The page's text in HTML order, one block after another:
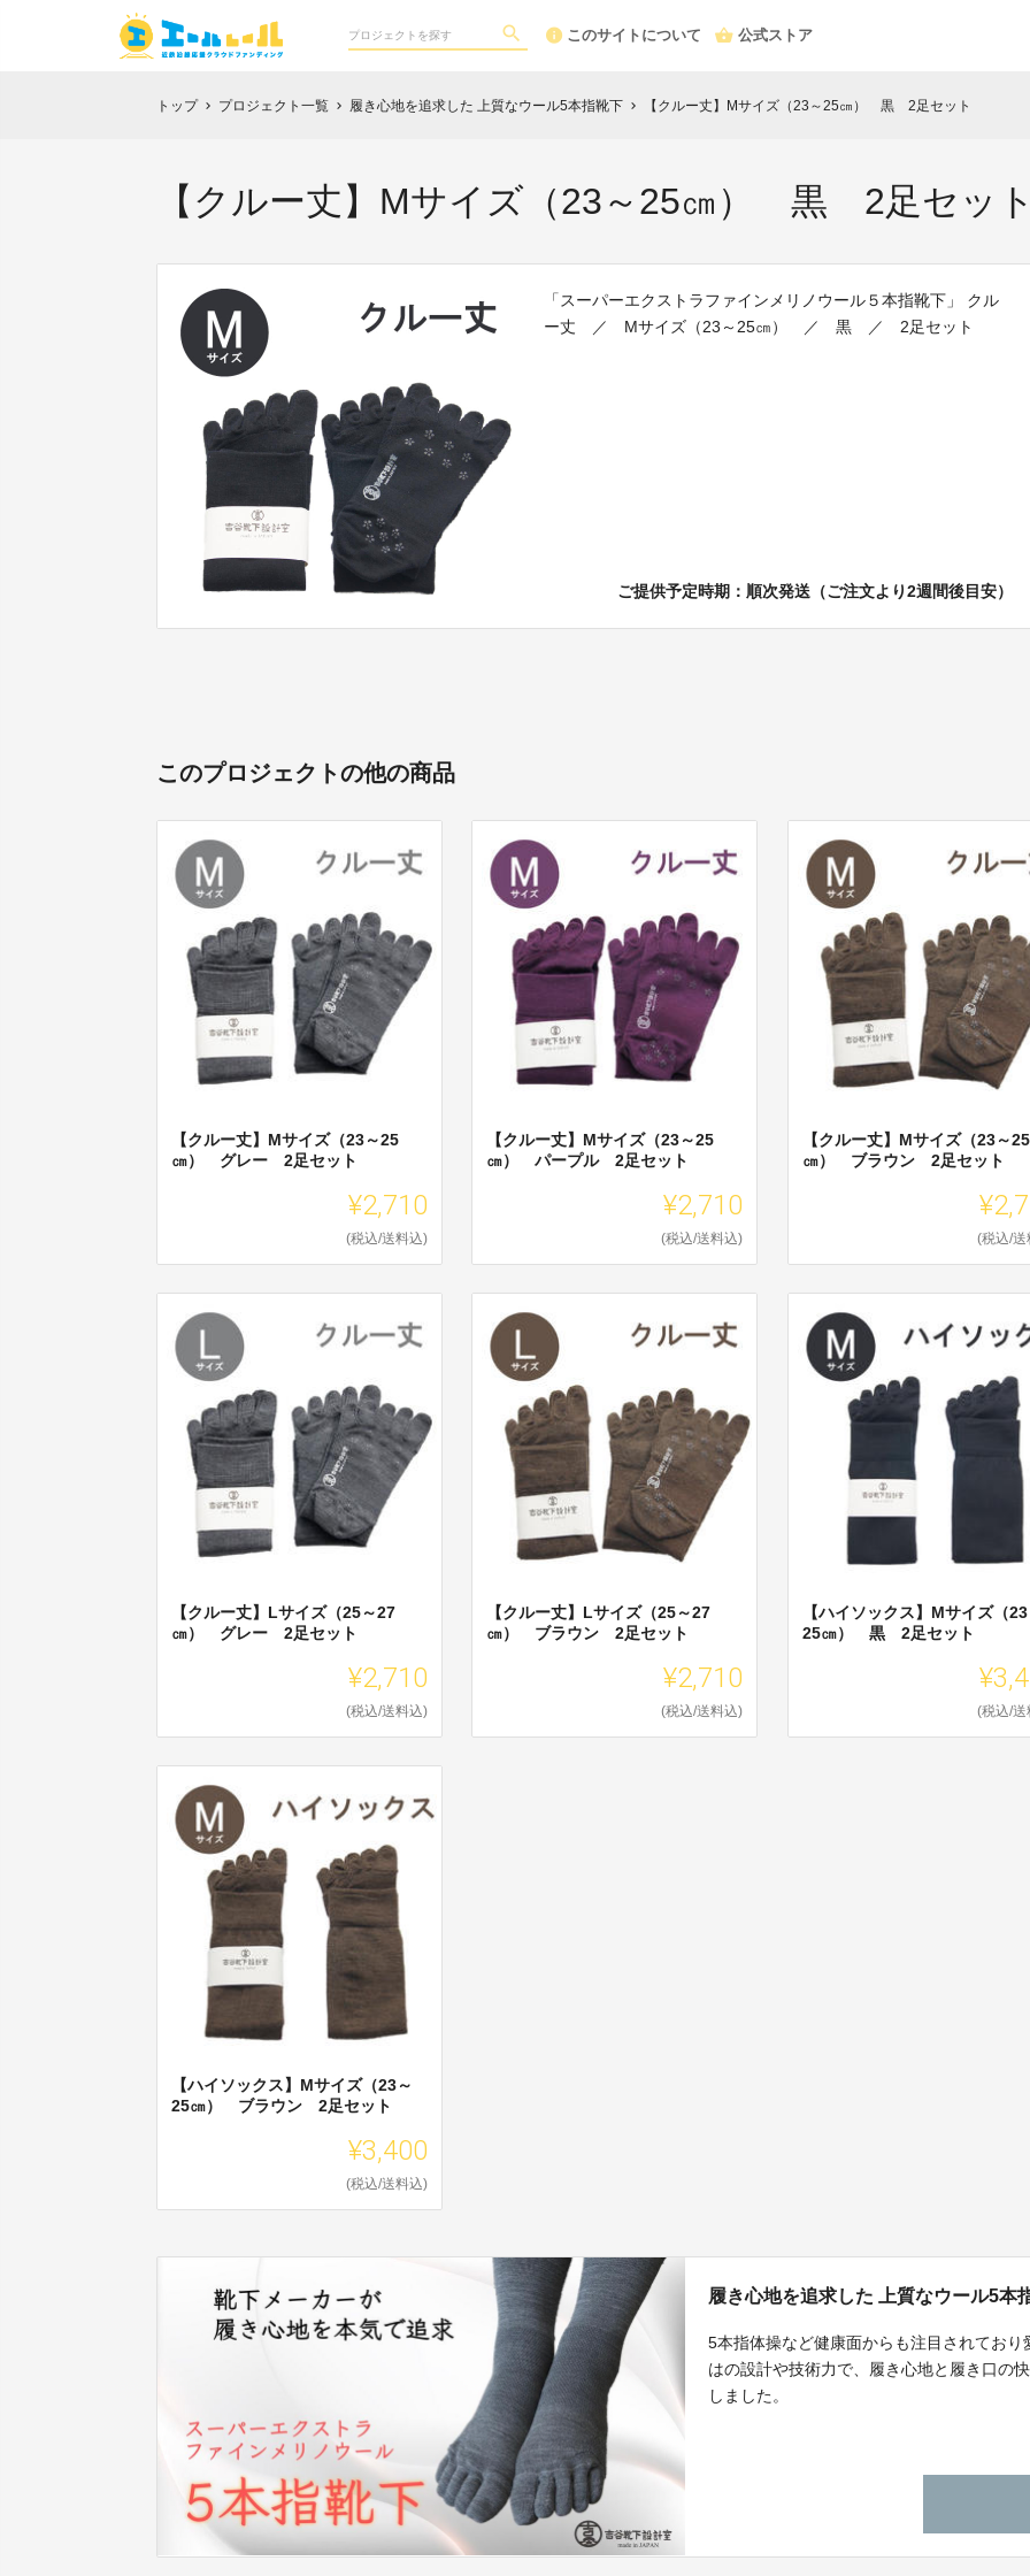
このサイトについて 公式ストア
トップ chevron_right プロジェクト一覧 chevron_right 履き心地を追求した 上質なウール5本指靴下 chevron_right 【クルー丈】Mサイズ（23～25㎝） 黒 2足セット
【クルー丈】Mサイズ（23～25㎝） 黒 2足セッ
「スーパーエクストラファインメリノウール５本指靴下」 クル
ー丈 ／ Mサイズ（23～25㎝） ／ 黒 ／ 2足セット
ご提供予定時期：順次発送（ご注文より2週間後目安）
このプロジェクトの他の商品
【クルー丈】Mサイズ（23～25
㎝） グレー 2足セット
¥2,710
(税込/送料込)
【クルー丈】Mサイズ（23～25
㎝） パープル 2足セット
¥2,710
(税込/送料込)
【クルー丈】Mサイズ（23～25
㎝） ブラウン 2足セット
(税込/送
【クルー丈】Lサイズ（25～27
㎝） グレー 2足セット
¥2,710
(税込/送料込)
【クルー丈】Lサイズ（25～27
㎝） ブラウン 2足セット
¥2,710
(税込/送料込)
【ハイソックス】Mサイズ（
25㎝） 黒 2足セット
(税込/送
【ハイソックス】Mサイズ（23～
25㎝） ブラウン 2足セット
¥3,400
(税込/送料込)
履き心地を追求した 上質なウール5本
5本指体操など健康面からも注目されてお
はの設計や技術力で、履き心地と履き口の
しました。